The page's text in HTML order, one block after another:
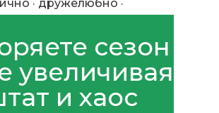
сезон
увеличивая
и хаос
· дружелюбно ·